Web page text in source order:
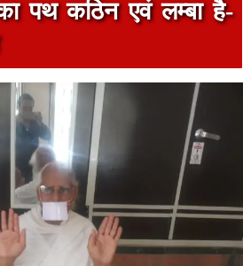
पथ कठिन एवं लम्बा है-